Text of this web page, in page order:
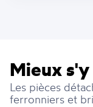
Mieux
Les pièces
ferronniers et